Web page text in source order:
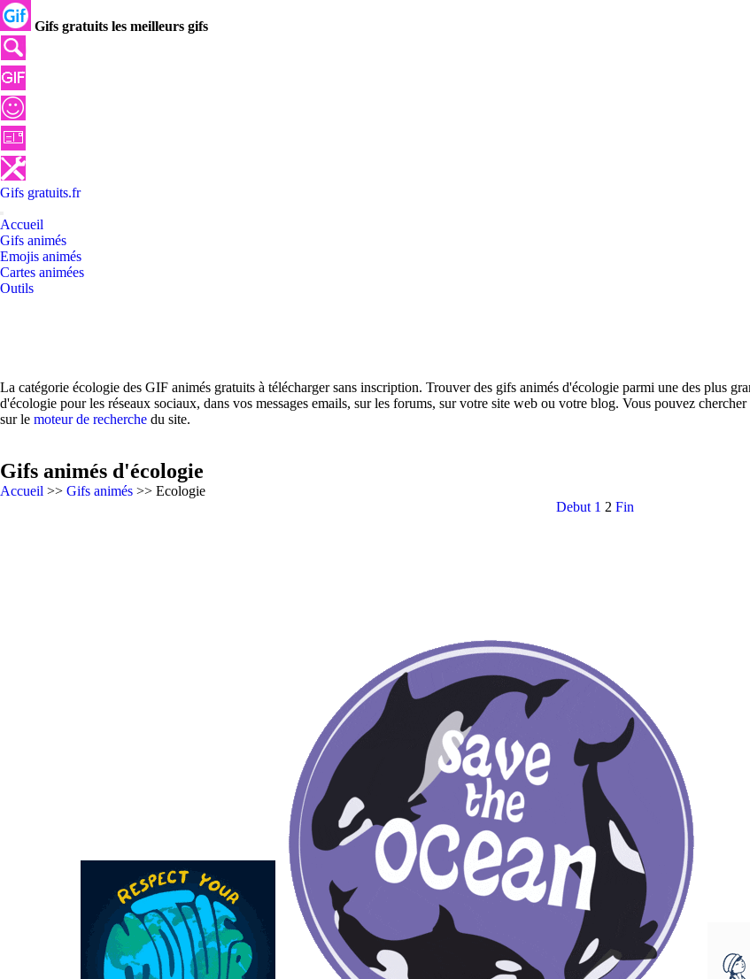
Gifs gratuits les meilleurs gifs
Gifs gratuits.fr
Accueil
Gifs animés
Emojis animés
Cartes animées
Outils
La catégorie écologie des GIF animés gratuits à télécharger sans inscription. Trouver des gifs animés d'écologie parmi une des plus
d'écologie pour les réseaux sociaux, dans vos messages emails, sur les forums, sur votre site web ou votre blog. Vous pouvez chercher
sur le moteur de recherche du site.
Gifs animés d'écologie
Accueil >> Gifs animés >> Ecologie
Debut 1 2 Fin